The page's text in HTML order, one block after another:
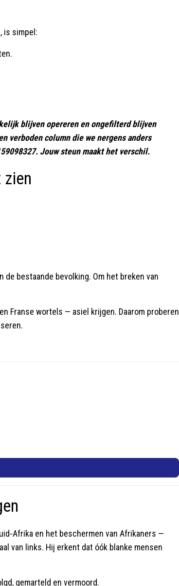
is simpel:
blijven opereren en ongefilterd blijven
verboden column die we nergens anders
Jouw steun maakt het verschil.
de bestaande bevolking. Om het breken van
Franse wortels — asiel krijgen. Daarom proberen
Afrika en het beschermen van Afrikaners —
van links. Hij erkent dat óók blanke mensen
gemarteld en vermoord.